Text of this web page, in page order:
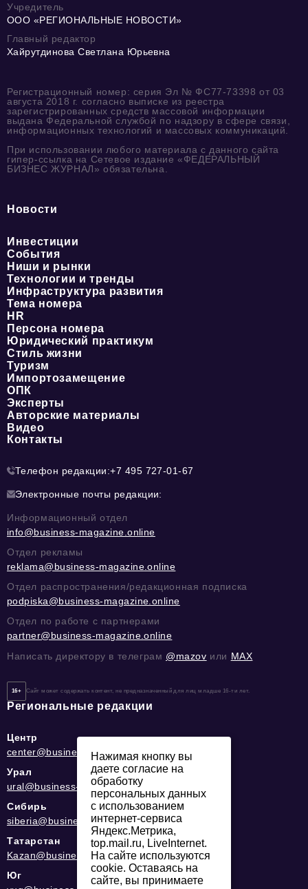
Учредитель
ООО «РЕГИОНАЛЬНЫЕ НОВОСТИ»
Главный редактор
Хайрутдинова Светлана Юрьевна
Регистрационный номер: серия Эл № ФС77-73398 от 03
августа 2018 г. согласно выписке из реестра
зарегистрированных средств массовой информации
выдана Федеральной службой по надзору в сфере связи,
информационных технологий и массовых коммуникаций.
При использовании любого материала с данного сайта
гипер-ссылка на Сетевое издание «ФЕДЕРАЛЬНЫЙ
БИЗНЕС ЖУРНАЛ» обязательна.
Новости
Инвестиции
События
Ниши и рынки
Технологии и тренды
Инфраструктура развития
Тема номера
HR
Персона номера
Юридический практикум
Стиль жизни
Туризм
Импортозамещение
ОПК
Эксперты
Авторские материалы
Видео
Контакты
Телефон редакции:+7 495 727-01-67
Электронные почты редакции:
Информационный отдел
info@business-magazine.online
Отдел рекламы
reklama@business-magazine.online
Отдел распространения/редакционная подписка
podpiska@business-magazine.online
Отдел по работе с партнерами
partner@business-magazine.online
Написать директору в телеграм @mazov или MAX
16+ Сайт может содержать контент, не предназначенный для лиц младше 16-ти лет.
Региональные редакции
Центр
center@business-magazine.online
Урал
ural@business-magazine.online
Сибирь
siberia@business-magazine.online
Татарстан
Kazan@business-magazine.online
Юг
Нажимая кнопку вы
даете согласие на
обработку
персональных данных
с использованием
интернет-сервиса
Яндекс.Метрика,
top.mail.ru, LiveInternet.
На сайте используются
cookie. Оставаясь на
сайте, вы принимаете